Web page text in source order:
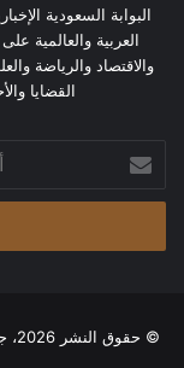
البوابة السعودية
العربية والعالمية
والاقتصاد والرياضة
القضايا
بريدك
الإلكتروني
© حقوق النشر 2026، جميع الحقوق محفوظة | تصميم